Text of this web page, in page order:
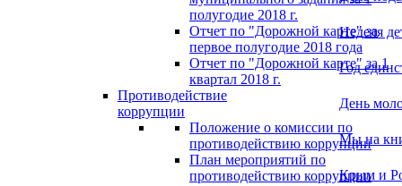
полугодие 2018 г.
Отчет по "Дорожной карте" за
первое полугодие 2018 года
Отчет по "Дорожной карте" за 1
квартал 2018 г.
Противодействие
коррупции
Положение о комиссии по
противодействию коррупции
План мероприятий по
противодействию коррупции
Неделя
Год
День
Мы на
Крым и